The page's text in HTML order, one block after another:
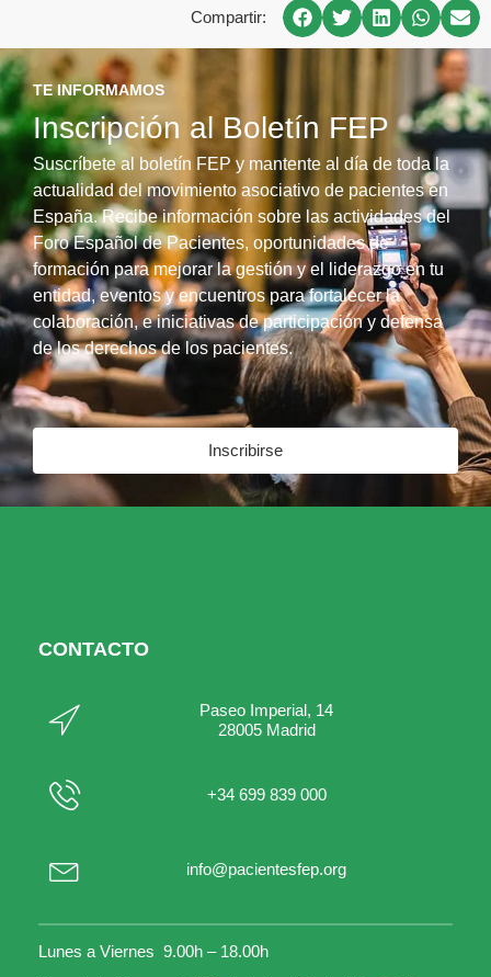
Compartir:
TE INFORMAMOS
Inscripción al Boletín FEP
Suscríbete al boletín FEP y mantente al día de toda la
actualidad del movimiento asociativo de pacientes en
España. Recibe información sobre las actividades del
Foro Español de Pacientes, oportunidades de
formación para mejorar la gestión y el liderazgo en tu
entidad, eventos y encuentros para fortalecer la
colaboración, e iniciativas de participación y defensa
de los derechos de los pacientes.
Inscribirse
CONTACTO
Paseo Imperial, 14
28005 Madrid
+34 699 839 000
info@pacientesfep.org
Lunes a Viernes 9.00h – 18.00h